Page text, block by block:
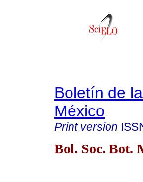
Boletín de
México
Print version
Bol. Soc. Bot.